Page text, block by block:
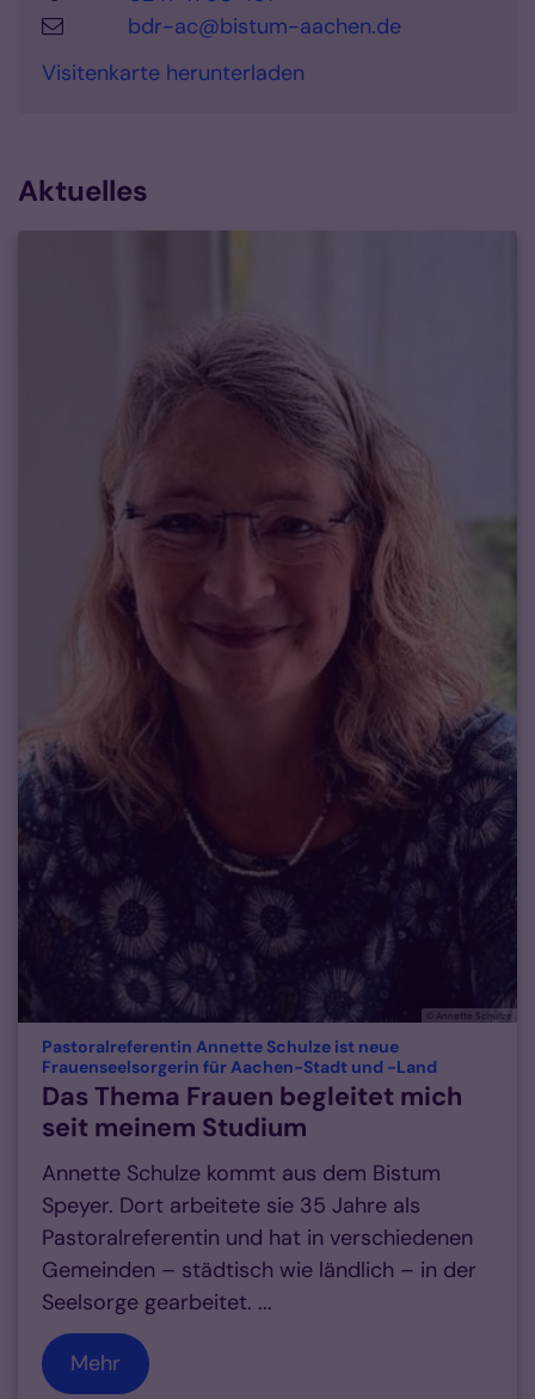
bdr-ac@bistum-aachen.de
Visitenkarte herunterladen
Aktuelles
© Annette Schulze
Pastoralreferentin Annette Schulze ist neue
Frauenseelsorgerin für Aachen-Stadt und -Land
Das Thema Frauen begleitet mich
seit meinem Studium
Annette Schulze kommt aus dem Bistum
Speyer. Dort arbeitete sie 35 Jahre als
Pastoralreferentin und hat in verschiedenen
Gemeinden – städtisch wie ländlich – in der
Seelsorge gearbeitet. ...
Mehr